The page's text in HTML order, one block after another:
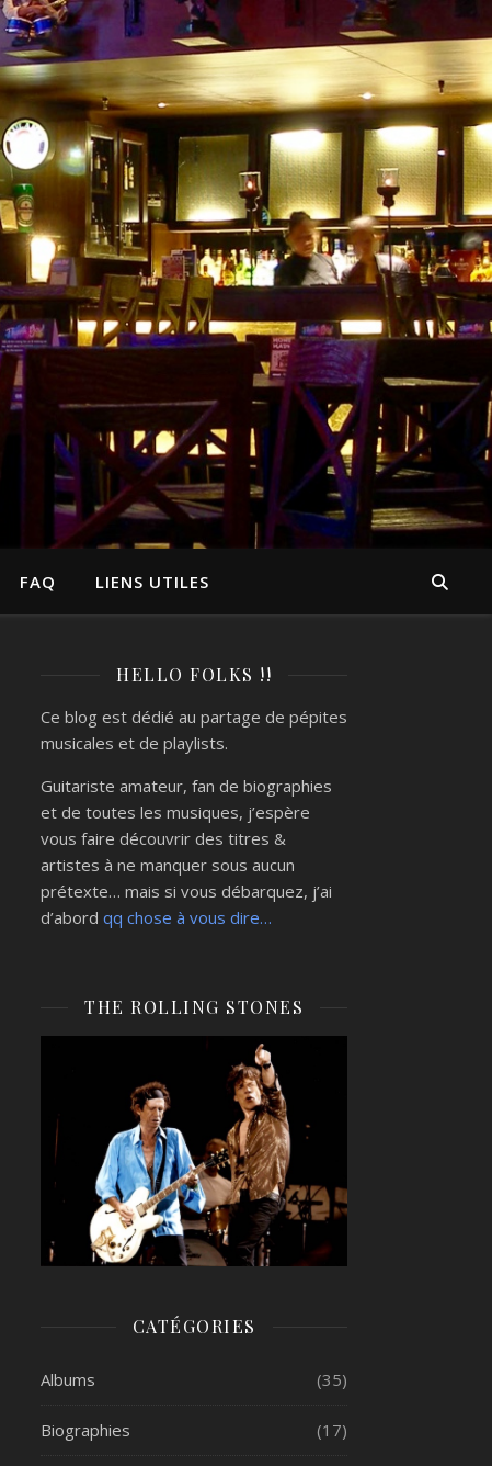
FAQ LIENS UTILES
HELLO FOLKS !!
Ce blog est dédié au partage de pépites
musicales et de playlists.
Guitariste amateur, fan de biographies
et de toutes les musiques, j’espère
vous faire découvrir des titres &
artistes à ne manquer sous aucun
prétexte… mais si vous débarquez, j’ai
d’abord qq chose à vous dire…
THE ROLLING STONES
CATÉGORIES
Albums (35)
Biographies (17)